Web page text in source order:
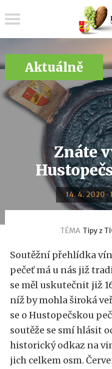
Aktuálně
Znáte
14. 4. 2020
TÉMA Tipy z
Soutěžní přehlídka
pečeť má u nás již
se měl uskutečnit již
níž by mohla široká
se o Hustopečskou
soutěže se smí hlásit
historický odkaz na
jich celkem osm.